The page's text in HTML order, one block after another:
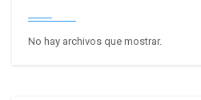
No hay archivos que mostrar.